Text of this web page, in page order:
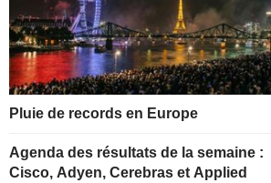
Pluie de records en Europe
Agenda des résultats de la semaine :
Cisco, Adyen, Cerebras et Applied